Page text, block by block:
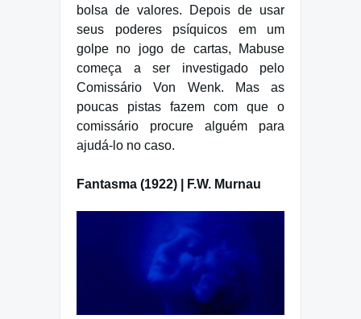
bolsa de valores. Depois de usar
seus poderes psíquicos em um
golpe no jogo de cartas, Mabuse
começa a ser investigado pelo
Comissário Von Wenk. Mas as
poucas pistas fazem com que o
comissário procure alguém para
ajudá-lo no caso.
Fantasma (1922) | F.W. Murnau